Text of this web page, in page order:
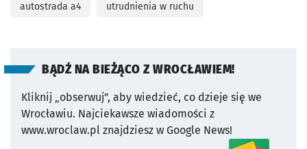
autostrada a4 utrudnienia w ruchu
BĄDŹ NA BIEŻĄCO Z WROCŁAWIEM!
Kliknij „obserwuj”, aby wiedzieć, co dzieje się we
Wrocławiu. Najciekawsze wiadomości z
www.wroclaw.pl znajdziesz w Google News!